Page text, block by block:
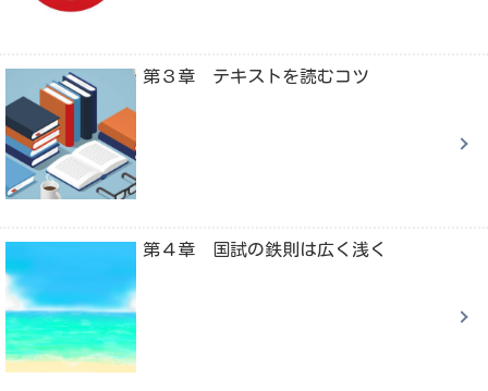
第３章 テキストを読むコツ
第４章 国試の鉄則は広く浅く